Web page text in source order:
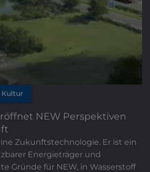
Kultur
NEW Perspektiven
Zukunftstechnologie. Er ist ein
Energieträger und
Gründe für NEW, in Wasserstoff